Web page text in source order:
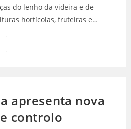
do lenho da videira e de
hortícolas, fruteiras e…
apresenta nova
controlo